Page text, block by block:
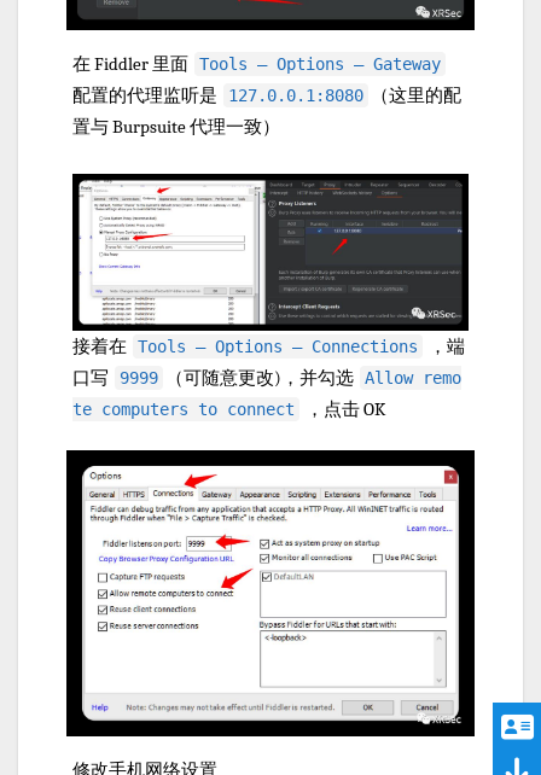
在 Fiddler 里面 Tools — Options — Gateway
配置的代理监听是 127.0.0.1:8080
（这里的配
置与 Burpsuite 代理一致）
接着在 Tools — Options — Connections
，端
口写
9999 （可随意更改)，并勾选 Allow remo
te computers to connect
，点击 OK
修改手机网络设置